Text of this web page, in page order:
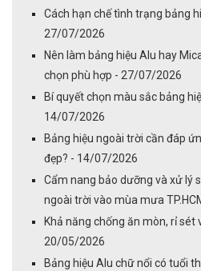
Cách hạn chế tình trạng bảng
27/07/2026
Nên làm bảng hiệu Alu hay
chọn phù hợp - 27/07/2026
Bí quyết chọn màu sắc bảng
14/07/2026
Bảng hiệu ngoài trời cần đáp
đẹp? - 14/07/2026
Cẩm nang bảo dưỡng và xử lý
ngoài trời vào mùa mưa
Khả năng chống ăn mòn, rỉ
20/05/2026
Bảng hiệu Alu chữ nổi có tuổi